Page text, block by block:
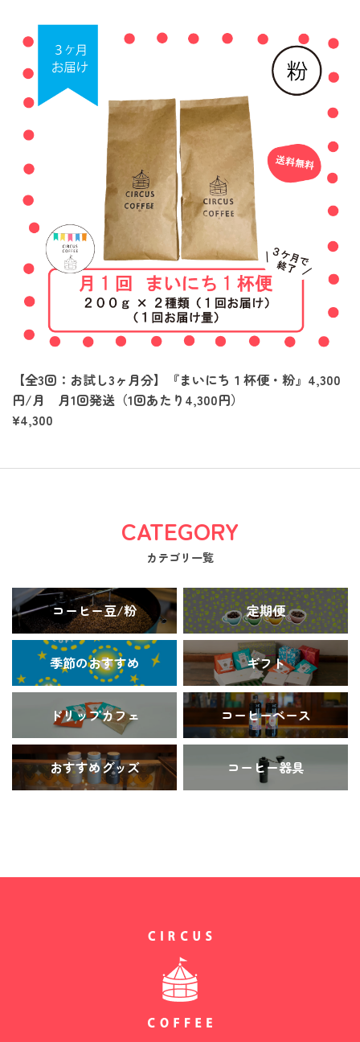
【全3回：お試し3ヶ月分】『まいにち１杯便・粉』4,300
円/月 月1回発送（1回あたり4,300円）
¥4,300
CATEGORY
カテゴリ一覧
コーヒー豆/粉 定期便
季節のおすすめ ギフト
ドリップカフェ コーヒーベース
おすすめグッズ コーヒー器具